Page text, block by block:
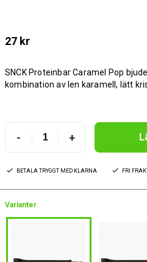
27 kr
SNCK Proteinbar Caramel Pop
kombination av len karamell, lätt
- +
BETALA TRYGGT MED KLARNA FRI
Varianter